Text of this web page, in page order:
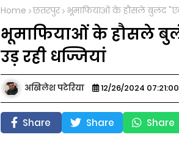
Home छतरपुर भूमाफियाओं के हौसले बुलंद
भूमाफियाओं के हौसले
उड़ रही धज्जियां
अखिलेश पटेरिया 12/26/2024
Share Share Share